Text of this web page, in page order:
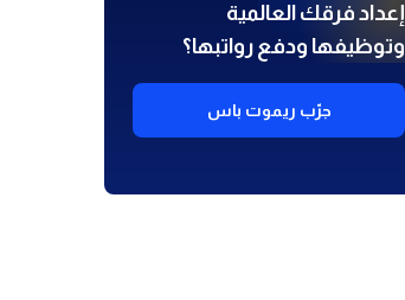
إعداد فرقك العالمية
وتوظيفها ودفع رواتبها؟
جرّب ريموت باس